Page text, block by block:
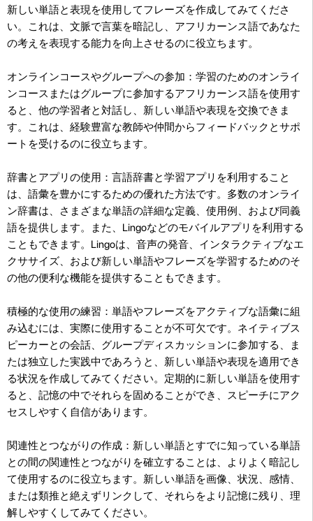
新しい単語と表現を使用してフレーズを作成してみてくださ
い。これは、文脈で言葉を暗記し、アフリカーンス語であなた
の考えを表現する能力を向上させるのに役立ちます。
オンラインコースやグループへの参加：学習のためのオンライ
ンコースまたはグループに参加するアフリカーンス語を使用す
ると、他の学習者と対話し、新しい単語や表現を交換できま
す。これは、経験豊富な教師や仲間からフィードバックとサポ
ートを受けるのに役立ちます。
辞書とアプリの使用：言語辞書と学習アプリを利用すること
は、語彙を豊かにするための優れた方法です。多数のオンライ
ン辞書は、さまざまな単語の詳細な定義、使用例、および同義
語を提供します。また、Lingoなどのモバイルアプリを利用する
こともできます。Lingoは、音声の発音、インタラクティブなエ
クササイズ、および新しい単語やフレーズを学習するためのそ
の他の便利な機能を提供することもできます。
積極的な使用の練習：単語やフレーズをアクティブな語彙に組
み込むには、実際に使用することが不可欠です。ネイティブス
ピーカーとの会話、グループディスカッションに参加する、ま
たは独立した実践中であろうと、新しい単語や表現を適用でき
る状況を作成してみてください。定期的に新しい単語を使用す
ると、記憶の中でそれらを固めることができ、スピーチにアク
セスしやすく自信があります。
関連性とつながりの作成：新しい単語とすでに知っている単語
との間の関連性とつながりを確立することは、よりよく暗記し
て使用するのに役立ちます。新しい単語を画像、状況、感情、
または類推と絶えずリンクして、それらをより記憶に残り、理
解しやすくしてみてください。